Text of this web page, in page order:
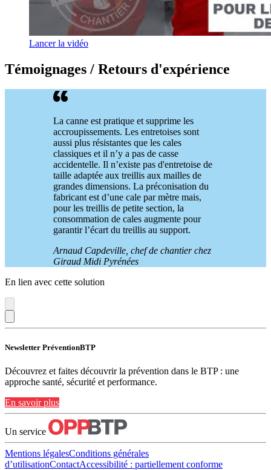
Lancer la vidéo
Témoignages / Retours d'expérience
La canne est pratique et supprime les
accroupissements. Les entretoises sont
aussi plus résistantes que les cales
classiques et il n’y a pas de casse
accidentelle. Il n’existe pas d'entretoise de
taille adaptée aux treillis aux mailles de
grandes dimensions. La préconisation du
fabricant est d’une cale par mètre mais,
pour les treillis de petite section, la
consommation de cales augmente pour
garantir l’écart du treillis au support.
Arnaud Capdeville, chef de chantier chez
Giraud Midi Pyrénées
En lien avec cette solution
Newsletter PréventionBTP
Découvrez et faites découvrir la prévention dans le BTP : une
approche santé, sécurité et performance.
En savoir plus
Un service
Mentions légalesConditions générales
d’utilisationContactAccessibilité : partiellement conforme